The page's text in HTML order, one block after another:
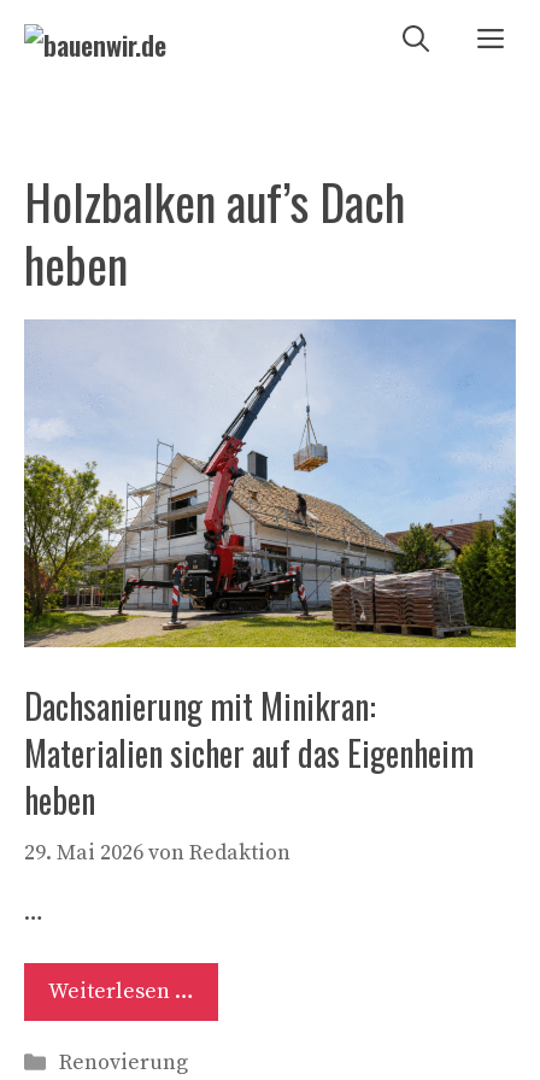
Inhalt
Holzbalken auf’s Dach
heben
Dachsanierung mit Minikran:
Materialien sicher auf das Eigenheim
heben
29. Mai 2026vonRedaktion
…
Weiterlesen …
Kategorien
Renovierung